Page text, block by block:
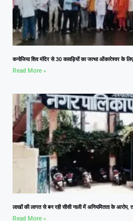
कनोजिया शिव मंदिर से 30 कावड़ियों का जत्था ओंकारेश्वर के
Read More »
लाखों की लागत से बन रही सीसी नाली में अनियमितता के आरोप,
Read More »